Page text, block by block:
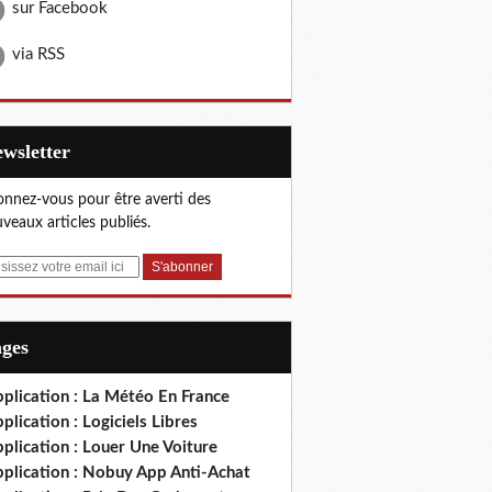
sur Facebook
via RSS
vous pour être averti des
articles publiés.
: La Météo En France
: Logiciels Libres
: Louer Une Voiture
: Nobuy App Anti-Achat